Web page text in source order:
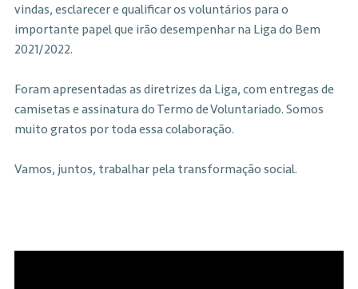
vindas, esclarecer e qualificar os voluntários para o
importante papel que irão desempenhar na Liga do Bem
2021/2022.
Foram apresentadas as diretrizes da Liga, com entregas de
camisetas e assinatura do Termo de Voluntariado. Somos
muito gratos por toda essa colaboração.
Vamos, juntos, trabalhar pela transformação social.